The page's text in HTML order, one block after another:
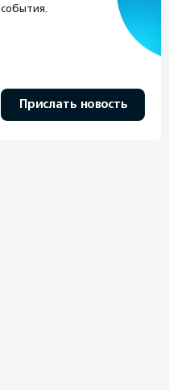
события.
Прислать новость